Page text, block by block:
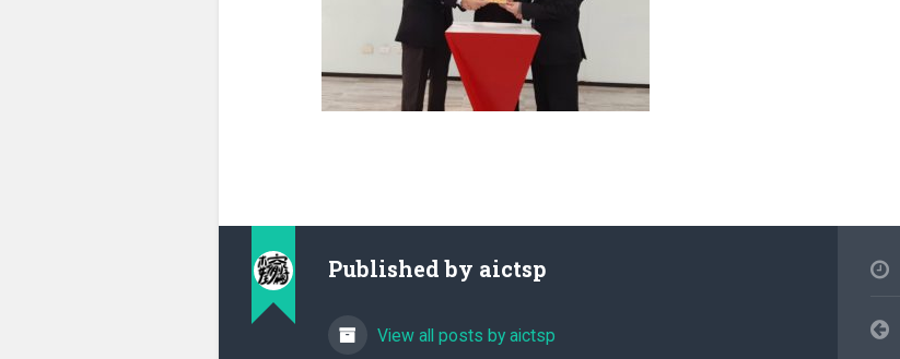
Published by aictsp
View all posts by aictsp
文
章